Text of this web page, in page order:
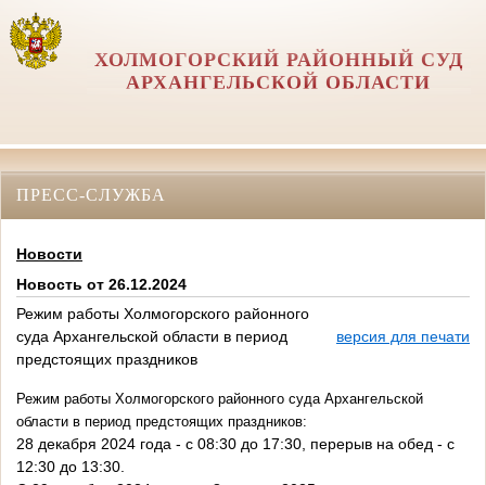
ХОЛМОГОРСКИЙ РАЙОННЫЙ СУД
АРХАНГЕЛЬСКОЙ ОБЛАСТИ
ПРЕСС-СЛУЖБА
Новости
Новость от 26.12.2024
Режим работы Холмогорского районного
суда Архангельской области в период
предстоящих праздников
версия для печати
Режим работы Холмогорского районного суда Архангельской
области в период предстоящих праздников:
28 декабря 2024 года - с 08:30 до 17:30, перерыв на обед - с
12:30 до 13:30.